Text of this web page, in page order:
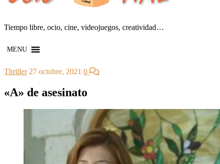
Tiempo libre, ocio, cine, videojuegos, creatividad…
MENU
Thriller 27 octubre, 2021 0
«A» de asesinato